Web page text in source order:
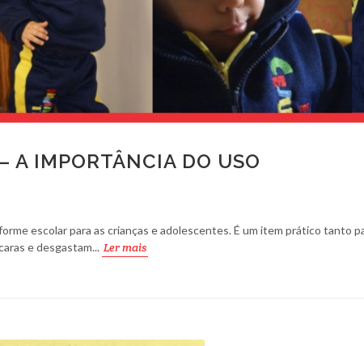
A IMPORTÂNCIA DO USO
escolar para as crianças e adolescentes. É um item prático tanto
e desgastam... Ler mais